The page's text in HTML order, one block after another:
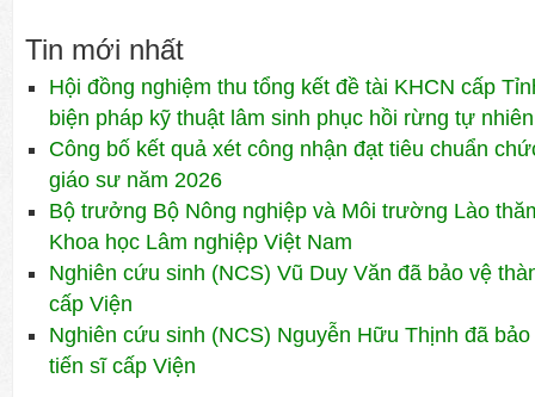
Tin mới nhất
Hội đồng nghiệm thu tổng kết đề tài KHCN cấp
biện pháp kỹ thuật lâm sinh phục hồi rừng tự
Công bố kết quả xét công nhận đạt tiêu chuẩn
giáo sư năm 2026
Bộ trưởng Bộ Nông nghiệp và Môi trường Lào
Khoa học Lâm nghiệp Việt Nam
Nghiên cứu sinh (NCS) Vũ Duy Văn đã bảo vệ
cấp Viện
Nghiên cứu sinh (NCS) Nguyễn Hữu Thịnh đã
tiến sĩ cấp Viện